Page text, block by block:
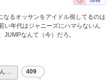
なるオッサンをアイドル視してるのは
い年代はジャニーズにハマらないん
JUMPなんて（今）だろ。
ん… 409